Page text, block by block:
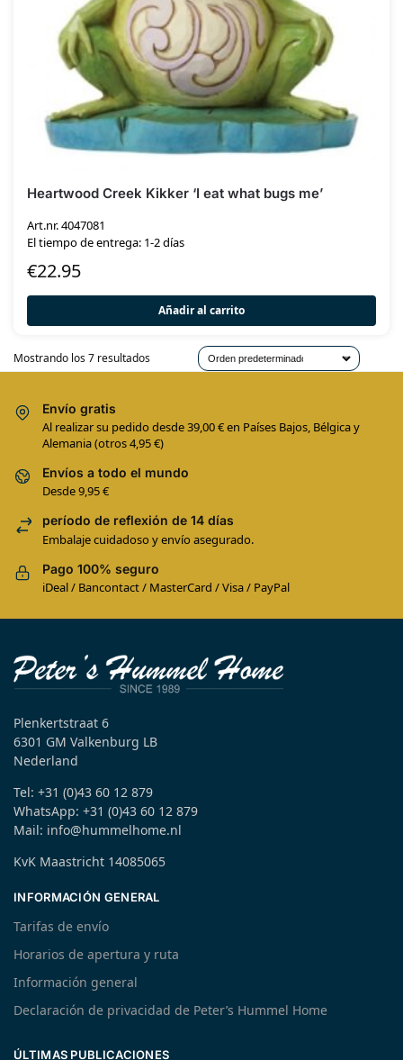
Heartwood Creek Kikker ‘I eat what bugs me’
Art.nr. 4047081
El tiempo de entrega: 1-2 días
€22.95
Añadir al carrito
Mostrando los 7 resultados
Envío gratis
Al realizar su pedido desde 39,00 € en Países Bajos, Bélgica y
Alemania (otros 4,95 €)
Envíos a todo el mundo
Desde 9,95 €
período de reflexión de 14 días
Embalaje cuidadoso y envío asegurado.
Pago 100% seguro
iDeal / Bancontact / MasterCard / Visa / PayPal
Plenkertstraat 6
6301 GM Valkenburg LB
Nederland
Tel: +31 (0)43 60 12 879
WhatsApp: +31 (0)43 60 12 879
Mail: info@hummelhome.nl
KvK Maastricht 14085065
INFORMACIÓN GENERAL
Tarifas de envío
Horarios de apertura y ruta
Información general
Declaración de privacidad de Peter’s Hummel Home
ÚLTIMAS PUBLICACIONES